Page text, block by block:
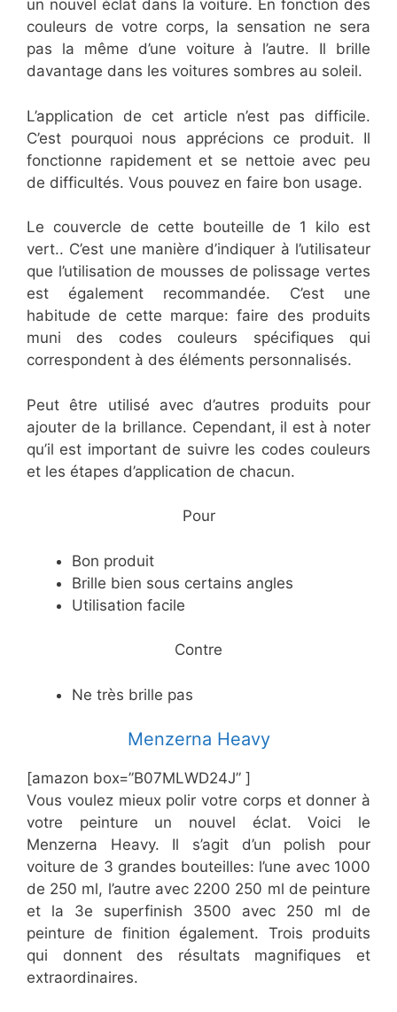
un nouvel éclat dans la voiture. En fonction des
couleurs de votre corps, la sensation ne sera
pas la même d’une voiture à l’autre. Il brille
davantage dans les voitures sombres au soleil.
L’application de cet article n’est pas difficile.
C’est pourquoi nous apprécions ce produit. Il
fonctionne rapidement et se nettoie avec peu
de difficultés. Vous pouvez en faire bon usage.
Le couvercle de cette bouteille de 1 kilo est
vert.. C’est une manière d’indiquer à l’utilisateur
que l’utilisation de mousses de polissage vertes
est également recommandée. C’est une
habitude de cette marque: faire des produits
muni des codes couleurs spécifiques qui
correspondent à des éléments personnalisés.
Peut être utilisé avec d’autres produits pour
ajouter de la brillance. Cependant, il est à noter
qu’il est important de suivre les codes couleurs
et les étapes d’application de chacun.
​Pour
​Bon produit
​Brille bien sous certains angles
​Utilisation facile
​Contre
​Ne très brille pas
​Menzerna Heavy
[amazon box=”​B07MLWD24J” ]
Vous voulez mieux polir votre corps et donner à
votre peinture un nouvel éclat. Voici le
Menzerna Heavy. Il s’agit d’un polish pour
voiture de 3 grandes bouteilles: l’une avec 1000
de 250 ml, l’autre avec 2200 250 ml de peinture
et la 3e superfinish 3500 avec 250 ml de
peinture de finition également. Trois produits
qui donnent des résultats magnifiques et
extraordinaires.